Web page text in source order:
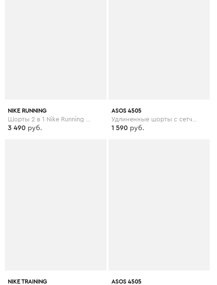
NIKE RUNNING
3 490 руб.
ASOS 4505
1 590 руб.
NIKE TRAINING ASOS 4505